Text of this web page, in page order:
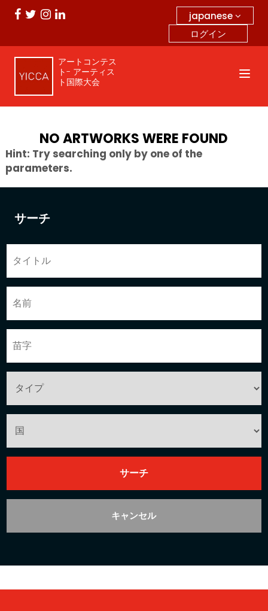
japanese
ログイン
アートコンテス
ト- アーティス
ト国際大会
サーチ
キャンセル
NO ARTWORKS WERE FOUND
Hint: Try searching only by one of the
parameters.